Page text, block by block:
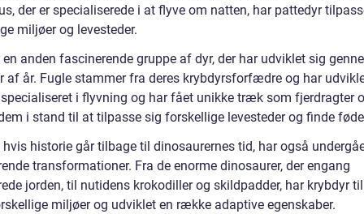
der er specialiserede i at flyve om natten, har pattedyr
miljøer og levesteder.
en anden fascinerende gruppe af dyr, der har udviklet sig
af år. Fugle stammer fra deres krybdyrsforfædre og har
i flyvning og har fået unikke træk som fjerdragter
i stand til at tilpasse sig forskellige levesteder og finde
hvis historie går tilbage til dinosaurernes tid, har også
transformationer. Fra de enorme dinosaurer, der engang
jorden, til nutidens krokodiller og skildpadder, har krybdyr
miljøer og udviklet en række adaptive egenskaber.